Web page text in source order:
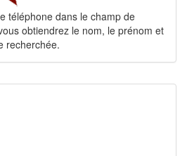
téléphone dans le champ de
obtiendrez le nom, le prénom et
recherchée.